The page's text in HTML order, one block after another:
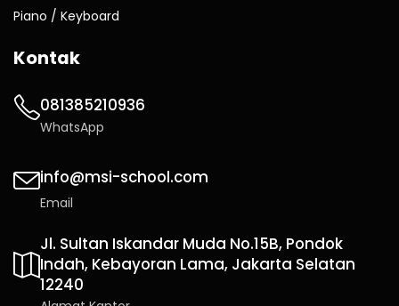
Piano / Keyboard
Kontak
081385210936
WhatsApp
info@msi-school.com
Email
Jl. Sultan Iskandar Muda No.15B, Pondok
Indah, Kebayoran Lama, Jakarta Selatan
12240